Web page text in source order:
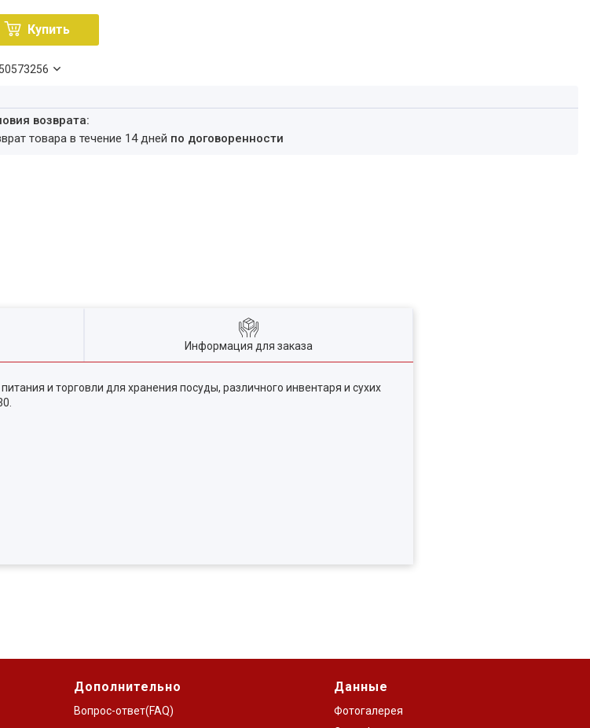
Купить
товара в течение 14 дней по договоренности
Информация для заказа
и торговли для хранения посуды, различного инвентаря и сухих
Дополнительно
Вопрос-ответ(FAQ)
Данные
Фотогалерея